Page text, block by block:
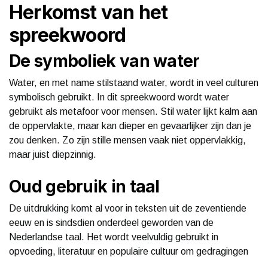
Herkomst van het
spreekwoord
De symboliek van water
Water, en met name stilstaand water, wordt in veel culturen
symbolisch gebruikt. In dit spreekwoord wordt water
gebruikt als metafoor voor mensen. Stil water lijkt kalm aan
de oppervlakte, maar kan dieper en gevaarlijker zijn dan je
zou denken. Zo zijn stille mensen vaak niet oppervlakkig,
maar juist diepzinnig.
Oud gebruik in taal
De uitdrukking komt al voor in teksten uit de zeventiende
eeuw en is sindsdien onderdeel geworden van de
Nederlandse taal. Het wordt veelvuldig gebruikt in
opvoeding, literatuur en populaire cultuur om gedragingen